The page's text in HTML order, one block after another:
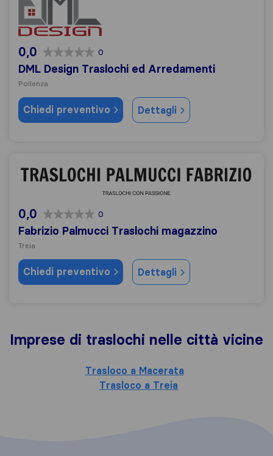
0,0 0
DML Design Traslochi ed Arredamenti
Pollenza
Chiedi preventivo Dettagli
Fabrizio Palmucci Traslochi magazzino
0,0 0
Fabrizio Palmucci Traslochi magazzino
Treia
Chiedi preventivo Dettagli
Imprese di traslochi nelle città vicine
Trasloco a Macerata
Trasloco a Treia